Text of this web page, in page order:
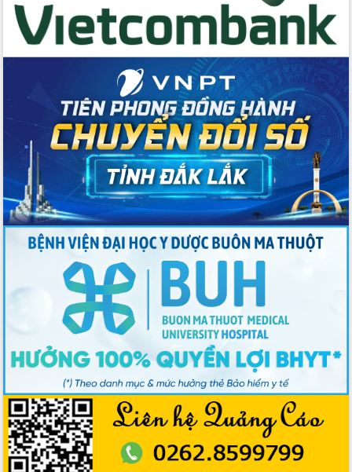
Quyết liệt cải cách hành chính, khơi
thông nguồn lực phát triển
Nâng cao hiệu lực, hiệu quả HĐND
tỉnh thông qua hiện đại hóa hành chính
Xã Ea Phê gắn cải cách hành chính với
chuyển đổi số
Phó Chủ tịch Thường trực UBND tỉnh
Hồ Thị Nguyên Thảo làm việc tại Trung
tâm Phục vụ hành chính công xã Ea
Phê
Xây dựng nền hành chính số đồng
hành cùng nông dân dân, doanh nghiệp
Giai đoạn 2026-2030, Đắk Lắk phấn
đấu có 77% xã đạt chuẩn nông thôn
mới
Chuyển đổi số 'mở đường' cho nông
nghiệp Đắk Lắk tăng trưởng bứt phá
Triển khai đồng bộ đo đạc, lập hồ sơ
địa chính, hoàn thiện cơ sở dữ liệu đất
Ứng dụng sinh trắc học - Bước tiến
trong hành trình chuyển đổi số tại Đắk
Đắk Lắk nâng cao hiệu quả công tác
Đảng từ Sổ tay đảng viên điện tử
Đắk Lắk đẩy mạnh nuôi biển công
nghệ, hướng tới phát triển thủy sản